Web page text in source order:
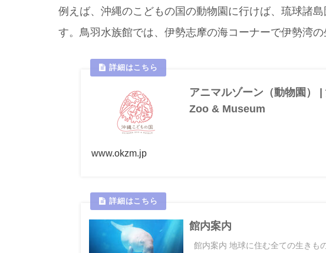
例えば、沖縄のこどもの国の動物園に行けば、琉球諸
す。鳥羽水族館では、伊勢志摩の海コーナーで伊勢湾の
アニマルゾーン（動物園）
Zoo & Museum
www.okzm.jp
館内案内
館内案内 地球に住む全ての生きも